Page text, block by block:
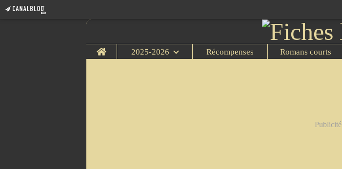
Home 2025-2026 Récompenses Romans courts
Publicité